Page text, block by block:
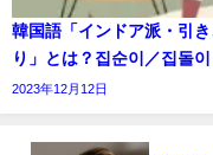
韓国語「インドア派・引き
り」とは？집순이／집돌이
2023年12月12日